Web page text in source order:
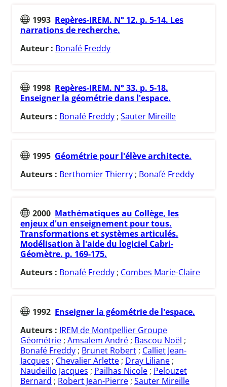
1993 Repères-IREM. N° 12. p. 5-14. Les
narrations de recherche.
Auteur : Bonafé Freddy
1998 Repères-IREM. N° 33. p. 5-18.
Enseigner la géométrie dans l'espace.
Auteurs : Bonafé Freddy ; Sauter Mireille
1995 Géométrie pour l'élève architecte.
Auteurs : Berthomier Thierry ; Bonafé Freddy
2000 Mathématiques au Collège, les
enjeux d'un enseignement pour tous.
Transformations et systèmes articulés.
Modélisation à l'aide du logiciel Cabri-
Géomètre. p. 169-175.
Auteurs : Bonafé Freddy ; Combes Marie-Claire
1992 Enseigner la géométrie de l'espace.
Auteurs : IREM de Montpellier Groupe
Géométrie ; Amsalem André ; Bascou Noël ;
Bonafé Freddy ; Brunet Robert ; Calliet Jean-
Jacques ; Chevalier Arlette ; Dray Liliane ;
Naudeillo Jacques ; Pailhas Nicole ; Pelouzet
Bernard ; Robert Jean-Pierre ; Sauter Mireille